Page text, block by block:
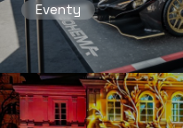
Eventy